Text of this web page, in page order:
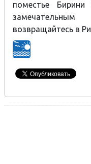
поместье
возвращайтесь в